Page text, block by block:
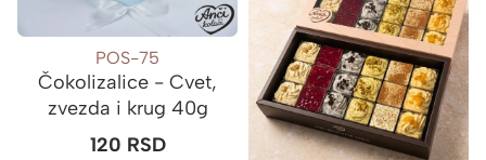
POS-75
Čokolizalice - Cvet,
zvezda i krug 40g
120 RSD